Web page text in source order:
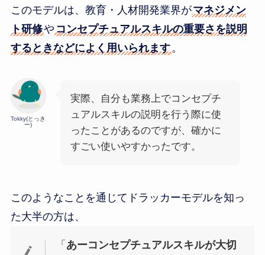
このモデルは、教育・人材開発業界がマネジメン
ト研修や コンセプチュアルスキルの重要さを説明
するときなどによく用いられます 。
Tokky(とっき
ー)
実際、自分も業務上でコンセプチ
ュアルスキルの説明を行う際に使
ったことがあるのですが、確かに
すごい使いやすかったです。
このようなことを通じてドラッカーモデルを知っ
た大半の方は、
「 あーコンセプチュアルスキルが大切